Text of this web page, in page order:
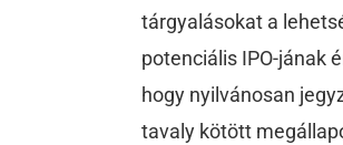
tárgyalásokat a
potenciális IPO-jának
hogy nyilvánosan
tavaly kötött